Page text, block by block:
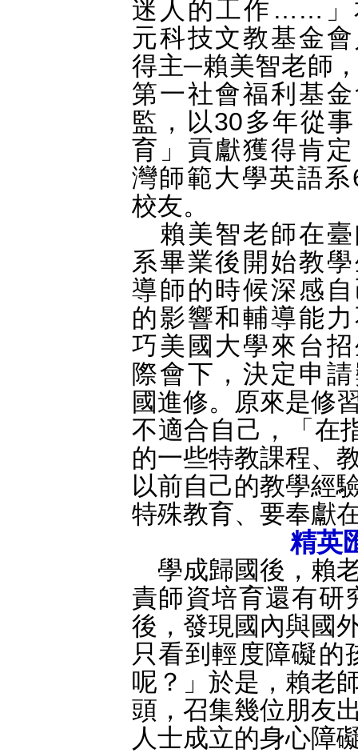
迷人的工作……」
元科技文教基金
得主─賴美智老師
第一社會福利基
監，以30多年從事
育」貢獻獲得肯
灣師範大學英語系
校友。
賴美智老師在臺
系畢業後開始教
導師的時候深感
的影響和輔導能
巧美國大學來台
際會下，決定申
國進修。原來是修
不適合自己，「在
的一些特教課程、
以前自己的教學經
特殊教育、要奉獻
精英
學成歸國後，賴
責師資培育還有研
後，發現國內與國
只看到輕度障礙的
呢？」於是，賴老
頭，召集幾位朋友
人士成立的身心障